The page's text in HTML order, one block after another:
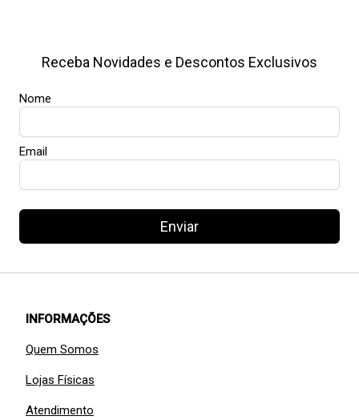
Receba Novidades e Descontos Exclusivos
Nome
Email
Enviar
INFORMAÇÕES
Quem Somos
Lojas Físicas
Atendimento